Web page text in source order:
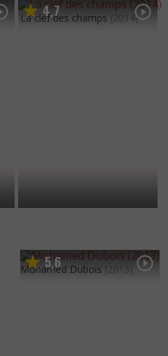
4,7
La clef des champs (2014)
5,6
Mohamed Dubois (2013)